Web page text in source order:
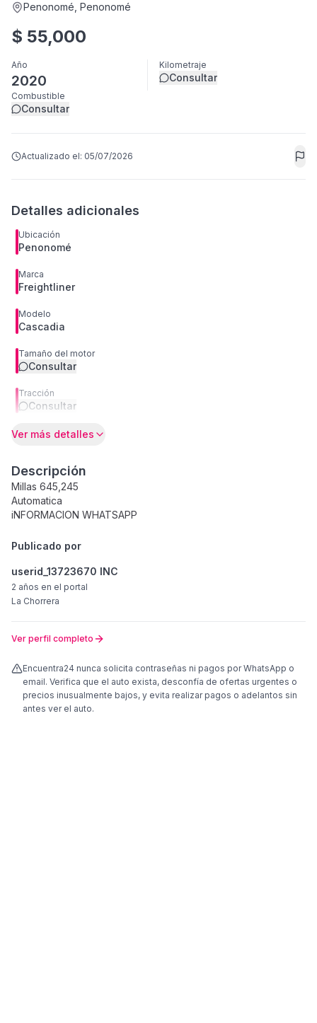
Penonomé , Penonomé
$ 55,000
Año
2020
Kilometraje
Consultar
Combustible
Consultar
Actualizado el: 05/07/2026
Detalles adicionales
Ubicación
Penonomé
Marca
Freightliner
Modelo
Cascadia
Tamaño del motor
Consultar
Tracción
Consultar
Ver más detalles
Descripción
Millas 645,245
Automatica
iNFORMACION WHATSAPP
Publicado por
userid_13723670 INC
2 años en el portal
La Chorrera
Ver perfil completo
Encuentra24 nunca solicita contraseñas ni pagos por WhatsApp o
email. Verifica que el auto exista, desconfía de ofertas urgentes o
precios inusualmente bajos, y evita realizar pagos o adelantos sin
antes ver el auto.